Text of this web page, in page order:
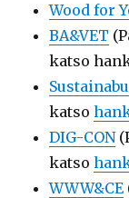
Wood for
BA&VET
katso
katso
DIG-CON
katso
WWW&CE